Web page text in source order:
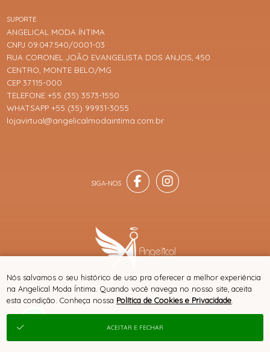
SITE 100% SEGURO PLATAFORMA B2B
SUPORTE
ANGELICAL MODA ÍNTIMA
CNPJ 09.047.540/0001-03
RUA CORONEL JOÃO EVANGELISTA DOS ANJOS, 450
CENTRO, MONTE BELO/MG
CEP 37115-000
TELEFONE +55 (35) 3573-1550
WHATSAPP +55 (35) 99931-3055
lojavirtual@angelicalmodaintima.com.br
® TODOS DIREITOS RESERVADOS
Nós salvamos o seu histórico de uso pra oferecer a melhor experiência
na Angelical Moda Íntima. Quando você navega no nosso site, aceita
esta condição. Conheça nossa Política de Cookies e Privacidade
ACEITAR E FECHAR